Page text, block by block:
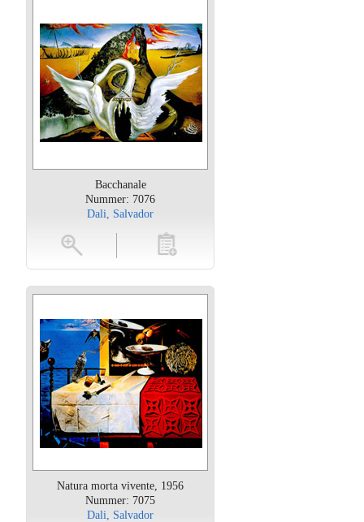
Bacchanale
Nummer: 7076
Dali, Salvador
toevoegen
Natura morta vivente, 1956
Nummer: 7075
Dali, Salvador